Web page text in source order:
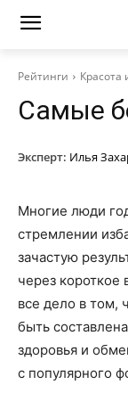
Рейтинги Красота
Самые
Эксперт: Илья
Многие люди
стремлении
зачастую
через короткое
все дело в том,
быть
здоровья и
с популярного